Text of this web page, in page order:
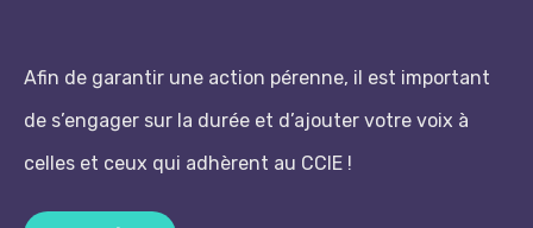
Afin de garantir une action pérenne, il est important
de s’engager sur la durée et d’ajouter votre voix à
celles et ceux qui adhèrent au CCIE !